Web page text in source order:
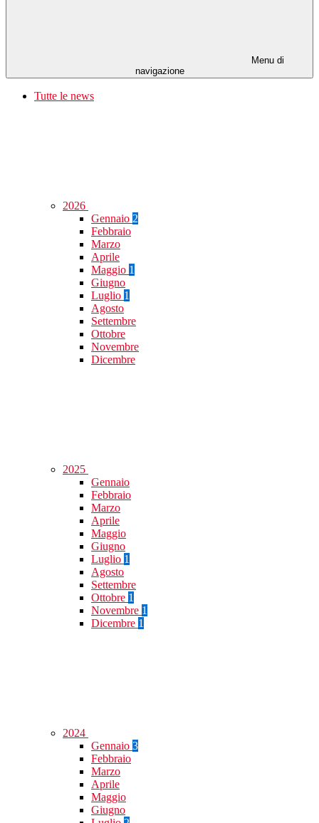
Menu di
navigazione
Tutte le news
2026
Gennaio 2
Febbraio
Marzo
Aprile
Maggio 1
Giugno
Luglio 1
Agosto
Settembre
Ottobre
Novembre
Dicembre
2025
Gennaio
Febbraio
Marzo
Aprile
Maggio
Giugno
Luglio 1
Agosto
Settembre
Ottobre 1
Novembre 1
Dicembre 1
2024
Gennaio 3
Febbraio
Marzo
Aprile
Maggio
Giugno